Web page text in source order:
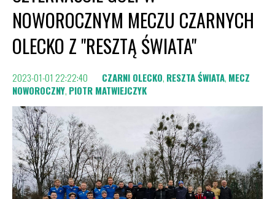
NOWOROCZNYM MECZU CZARNYCH
OLECKO Z "RESZTĄ ŚWIATA"
2023-01-01 22:22:40 CZARNI OLECKO, RESZTA ŚWIATA, MECZ
NOWOROCZNY, PIOTR MATWIEJCZYK